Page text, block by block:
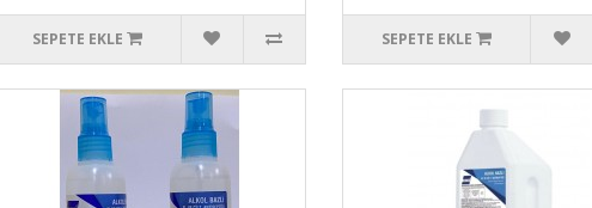
SEPETE EKLE SEPETE EKLE